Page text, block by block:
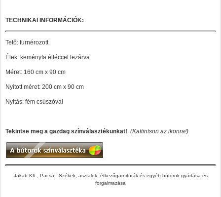
TECHNIKAI INFORMÁCIÓK:
Tető: furnérozott
Élek: keményfa élléccel lezárva
Méret: 160 cm x 90 cm
Nyitott méret: 200 cm x 90 cm
Nyitás: fém csúszóval
Tekintse meg a gazdag színválasztékunkat! (Kattintson az ikonra!)
Jakab Kft., Pacsa - Székek, asztalok, étkezőgarnitúrák és egyéb bútorok gyártása és
forgalmazása